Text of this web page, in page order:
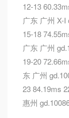
12-13
广东 广州 X-
15-18
广东 广州
19-20
东 广州
23 84.19ms
惠州